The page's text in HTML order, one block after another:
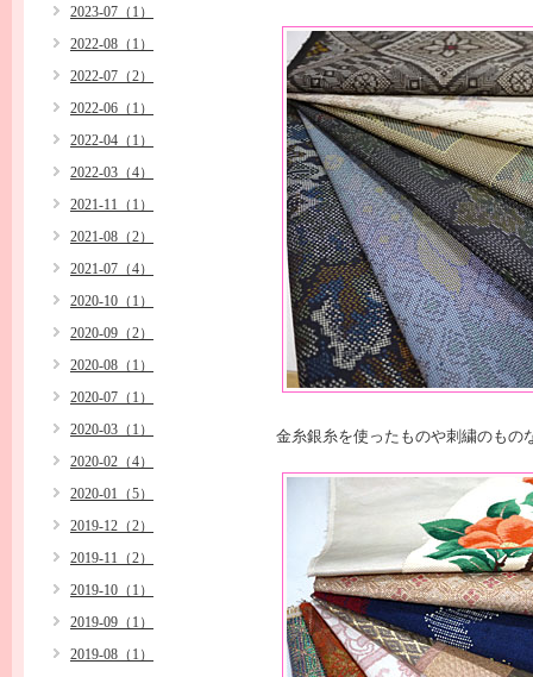
金糸銀糸を使ったものや刺繍のもの
2023-07（1）
2022-08（1）
2022-07（2）
2022-06（1）
2022-04（1）
2022-03（4）
2021-11（1）
2021-08（2）
2021-07（4）
2020-10（1）
2020-09（2）
2020-08（1）
2020-07（1）
2020-03（1）
2020-02（4）
2020-01（5）
2019-12（2）
2019-11（2）
2019-10（1）
2019-09（1）
2019-08（1）